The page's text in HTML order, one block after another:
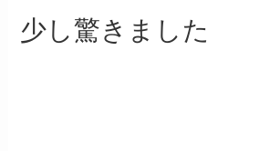
少し驚きました